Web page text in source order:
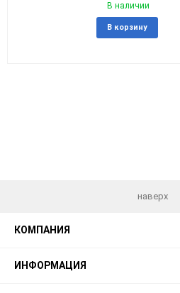
В наличии
В корзину
наверх
КОМПАНИЯ
ИНФОРМАЦИЯ